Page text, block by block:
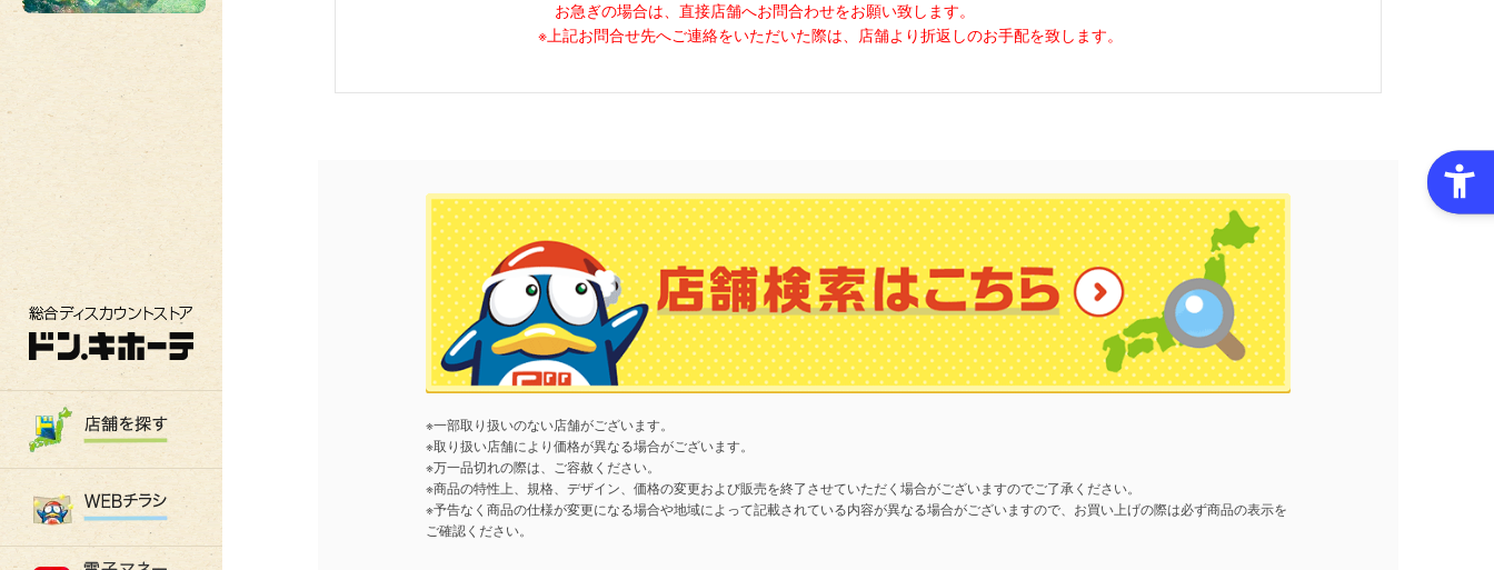
総合ディスカウントストア ドン・キホーテ
お急ぎの場合は、直接店舗へお問合わせをお願い致します。
※上記お問合せ先へご連絡をいただいた際は、店舗より折返しのお手配を致します。
※一部取り扱いのない店舗がございます。
※取り扱い店舗により価格が異なる場合がございます。
※万一品切れの際は、ご容赦ください。
※商品の特性上、規格、デザイン、価格の変更および販売を終了させていただく場合がございますのでご了承ください。
※予告なく商品の仕様が変更になる場合や地域によって記載されている内容が異なる場合がございますので、お買い上げの際は必ず商品の表示を
ご確認ください。